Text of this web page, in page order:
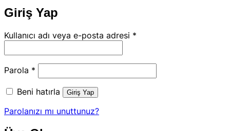
Giriş Yap
Kullanıcı adı veya e-posta adresi *
Parola *
Beni hatırla Giriş Yap
Parolanızı mı unuttunuz?